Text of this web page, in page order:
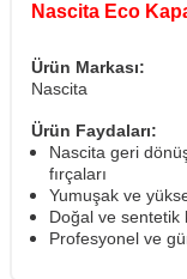
Nascita Eco
Ürün Markası:
Nascita
Ürün Faydaları:
Nascita geri
fırçaları
Yumuşak ve
Doğal ve sentetik
Profesyonel ve